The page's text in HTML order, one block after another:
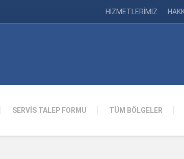
HİZMETLERİMİZ
SERVİS TALEP FORMU TÜM BÖLGELER